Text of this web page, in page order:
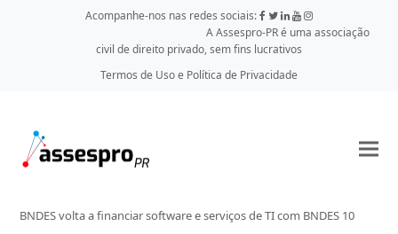
Acompanhe-nos nas redes sociais:
A Assespro-PR é uma associação
civil de direito privado, sem fins lucrativos
Termos de Uso e Política de Privacidade
BNDES volta a financiar software e serviços de TI com BNDES 10